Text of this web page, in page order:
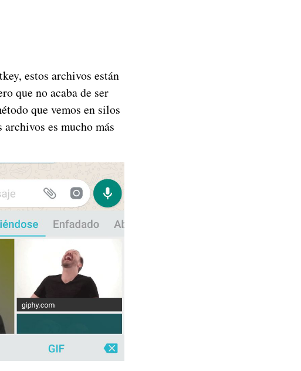
estos archivos están
que no acaba de ser
que vemos en silos
archivos es mucho más